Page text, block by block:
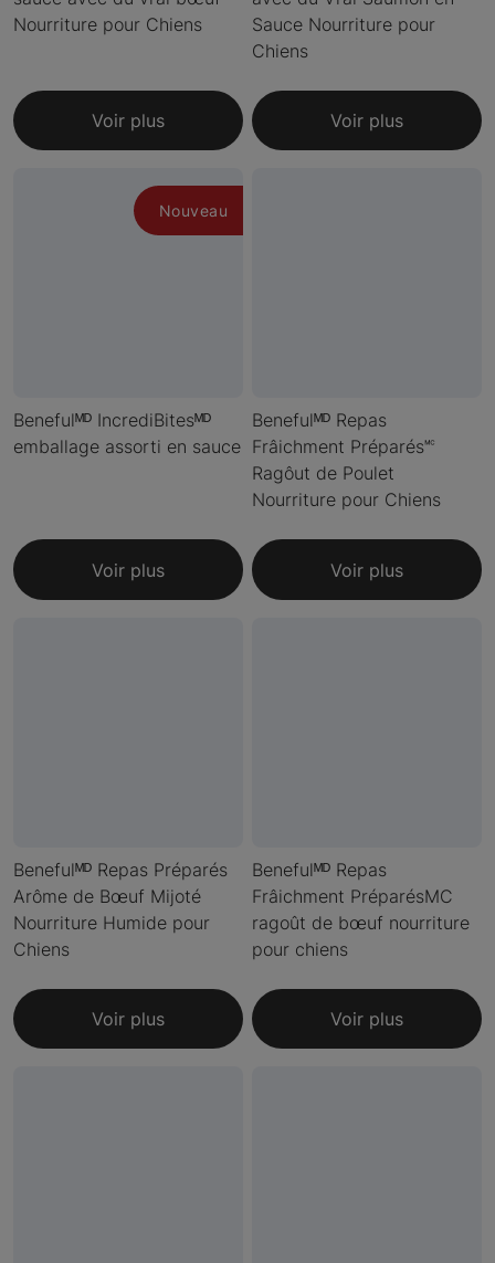
Nourriture pour Chiens
Voir plus
Sauce Nourriture pour
Chiens
Voir plus
Nouveau
Benefulᴹᴰ IncrediBitesᴹᴰ
emballage assorti en sauce
Voir plus
Benefulᴹᴰ Repas
Frâichment Préparés🅪
Ragôut de Poulet
Nourriture pour Chiens
Voir plus
Benefulᴹᴰ Repas Préparés
Arôme de Bœuf Mijoté
Nourriture Humide pour
Chiens
Voir plus
Benefulᴹᴰ Repas
Frâichment PréparésMC
ragoût de bœuf nourriture
pour chiens
Voir plus